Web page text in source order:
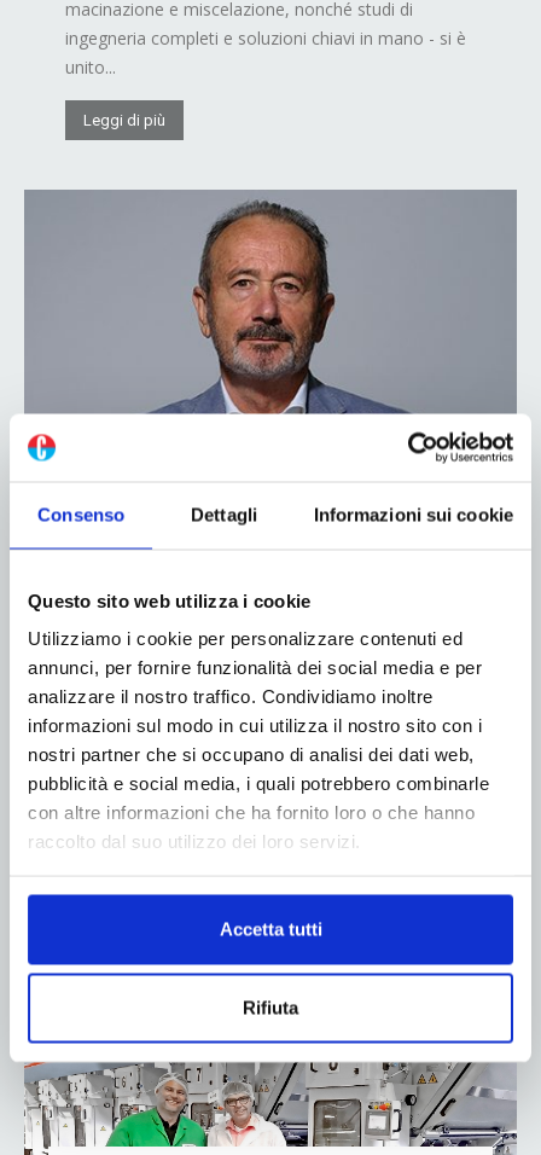
Consenso Dettagli Informazioni sui cookie
Questo sito web utilizza i cookie
Utilizziamo i cookie per personalizzare contenuti ed
annunci, per fornire funzionalità dei social media e per
analizzare il nostro traffico. Condividiamo inoltre
informazioni sul modo in cui utilizza il nostro sito con i
nostri partner che si occupano di analisi dei dati web,
pubblicità e social media, i quali potrebbero combinarle
con altre informazioni che ha fornito loro o che hanno
raccolto dal suo utilizzo dei loro servizi.
Accetta tutti
Rifiuta
macinazione e miscelazione, nonché studi di
ingegneria completi e soluzioni chiavi in mano - si è
unito...
Leggi di più
a crescere
14 Ottobre 2021
Si respira aria frizzante in GPS, azienda vicentina
leader nella produzione di shopping bag.
Protagonisti del felice momento sono gli
investimenti, tra cui un nuovo moderno stabilimento
e innovative tecnologie 4.0 da stampa e converting,
destinate al settore degli...
Leggi di più